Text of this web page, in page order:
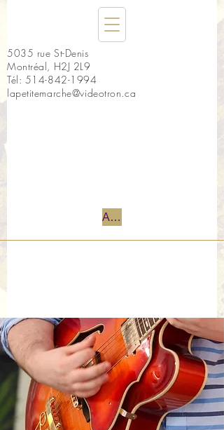
5035 rue St-Denis
Montréal, H2J 2L9
Tél: 514-842-1994
lapetitemarche@videotron.ca
Accueil